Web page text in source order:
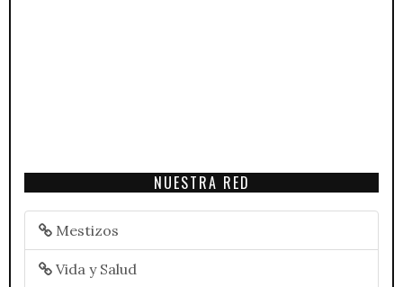
NUESTRA RED
Mestizos
Vida y Salud